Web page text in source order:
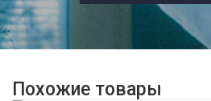
Похожие товары